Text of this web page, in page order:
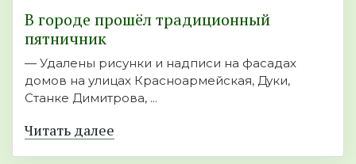
В городе прошёл традиционный
пятничник
— Удалены рисунки и надписи на фасадах
домов на улицах Красноармейская, Дуки,
Станке Димитрова, ...
Читать далее